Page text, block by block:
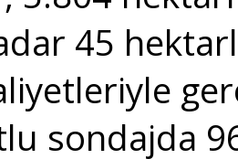
45
sondajda